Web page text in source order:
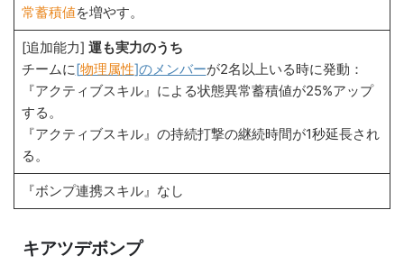
常蓄積値を増やす。
[追加能力] 運も実力のうち
チームに[物理属性]のメンバーが2名以上いる時に発動：
『アクティブスキル』による状態異常蓄積値が25%アップ
する。
『アクティブスキル』の持続打撃の継続時間が1秒延長され
る。
『ボンプ連携スキル』なし
キアツデボンプ